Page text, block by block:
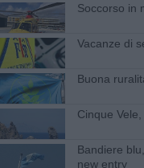
Soccorso in
Vacanze di
Buona
Cinque
Bandiere
new entry